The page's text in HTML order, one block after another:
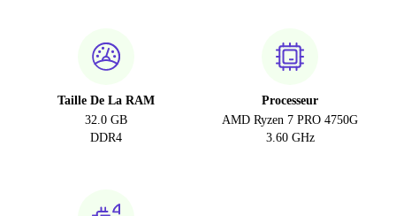
Taille De La RAM
32.0 GB
DDR4
Processeur
AMD Ryzen 7 PRO 4750G
3.60 GHz